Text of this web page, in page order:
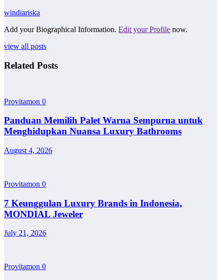
windiariska
Add your Biographical Information. Edit your Profile now.
view all posts
Related Posts
Provitamon 0
Panduan Memilih Palet Warna Sempurna untuk
Menghidupkan Nuansa Luxury Bathrooms
August 4, 2026
Provitamon 0
7 Keunggulan Luxury Brands in Indonesia,
MONDIAL Jeweler
July 21, 2026
Provitamon 0